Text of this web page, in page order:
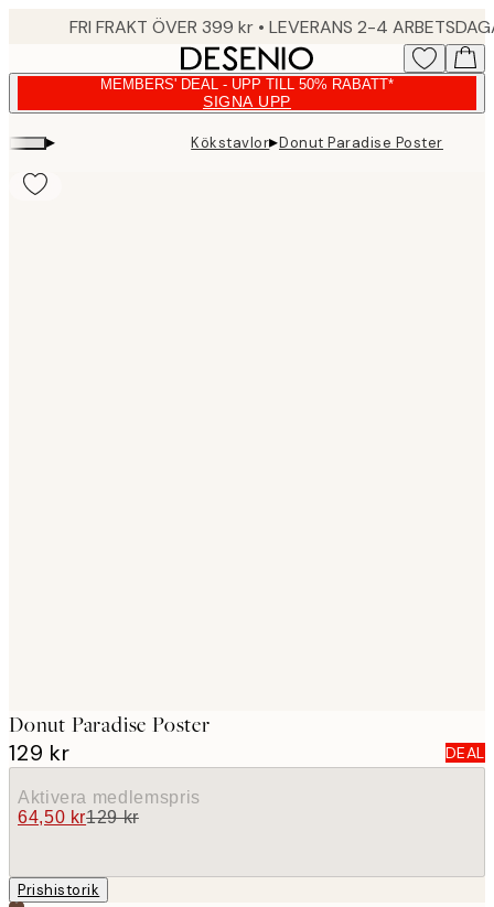
FRI FRAKT ÖVER 399 kr • LEVERANS 2-4
MEMBERS' DEAL - UPP TILL 50% RABATT*
SIGNA UPP
▸ Kökstavlor▸Donut Paradise Poster
Donut Paradise Poster
129 kr DEAL
Aktivera medlemspris
64,50 kr129 kr
Prishistorik